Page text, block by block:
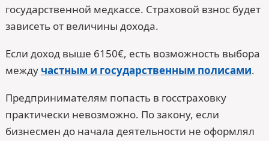
государственной медкассе. Страховой взнос будет
зависеть от величины дохода.
Если доход выше 6150€, есть возможность выбора
между частным и государственным полисами.
Предпринимателям попасть в госстраховку
практически невозможно. По закону, если
бизнесмен до начала деятельности не оформлял